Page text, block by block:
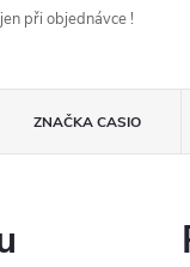
při objednávce !
ZNAČKACASIO